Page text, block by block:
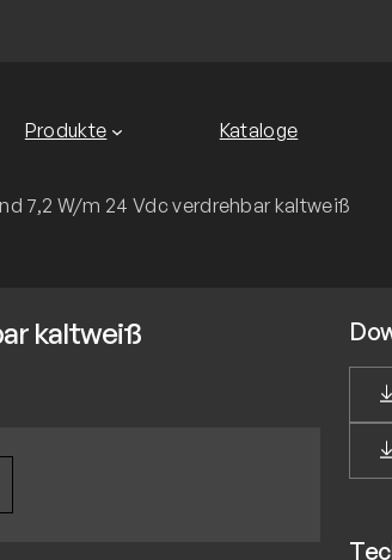
Produkte Kataloge
7,2 W/m 24 Vdc verdrehbar kaltweiß
kaltweiß